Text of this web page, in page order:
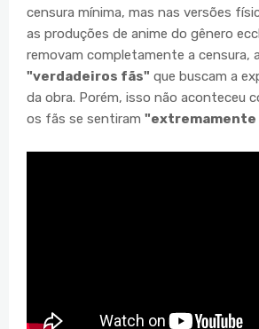
censura mínima, mas nas versões
as produções de anime do gênero
removam completamente a censura,
"verdadeiros fãs" que buscam a
da obra. Porém, isso não aconteceu
os fãs se sentiram "extremamente